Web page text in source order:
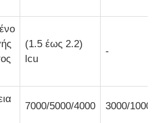
(1.5 έως 2.2)
lcu
-
7000/5000/4000 3000/1000